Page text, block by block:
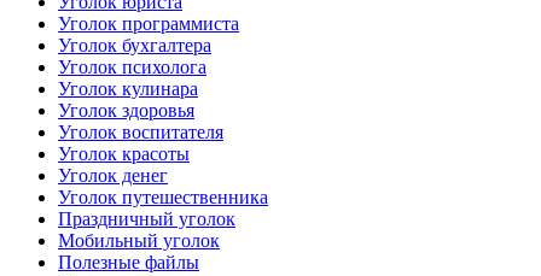
Уголок программиста
Уголок бухгалтера
Уголок психолога
Уголок кулинара
Уголок здоровья
Уголок воспитателя
Уголок красоты
Уголок денег
Уголок путешественника
Праздничный уголок
Мобильный уголок
Полезные файлы